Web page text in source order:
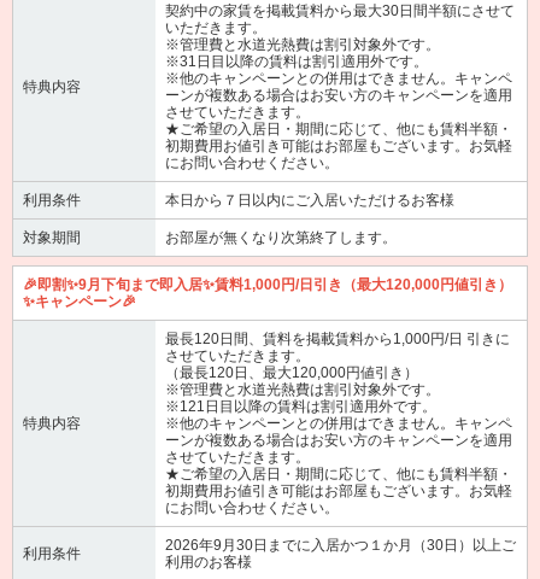
特典内容
契約中の家賃を掲載賃料から最大30日間半額にさせて
いただきます。
※管理費と水道光熱費は割引対象外です。
※31日目以降の賃料は割引適用外です。
※他のキャンペーンとの併用はできません。キャンペ
ーンが複数ある場合はお安い方のキャンペーンを適用
させていただきます。
★ご希望の入居日・期間に応じて、他にも賃料半額・
初期費用お値引き可能はお部屋もございます。お気軽
にお問い合わせください。
利用条件 本日から７日以内にご入居いただけるお客様
対象期間 お部屋が無くなり次第終了します。
🎉即割✨9月下旬まで即入居✨賃料1,000円/日引き（最大120,000円値引き）
✨キャンペーン🎉
特典内容
最長120日間、賃料を掲載賃料から1,000円/日 引きに
させていただきます。
（最長120日、最大120,000円値引き）
※管理費と水道光熱費は割引対象外です。
※121日目以降の賃料は割引適用外です。
※他のキャンペーンとの併用はできません。キャンペ
ーンが複数ある場合はお安い方のキャンペーンを適用
させていただきます。
★ご希望の入居日・期間に応じて、他にも賃料半額・
初期費用お値引き可能はお部屋もございます。お気軽
にお問い合わせください。
利用条件
2026年9月30日までに入居かつ１か月（30日）以上ご
利用のお客様